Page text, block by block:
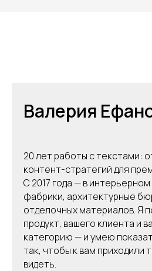
Валерия
20 лет работы с текстами:
контент-стратегий для
С 2017 года — в
фабрики, архитектурные
отделочных материалов. Я
продукт, вашего клиента и
категорию — и умею
так, чтобы к вам приходили
видеть.